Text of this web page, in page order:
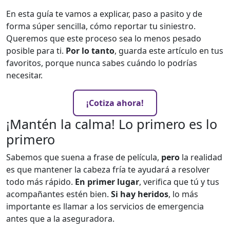
En esta guía te vamos a explicar, paso a pasito y de
forma súper sencilla, cómo reportar tu siniestro.
Queremos que este proceso sea lo menos pesado
posible para ti. Por lo tanto, guarda este artículo en tus
favoritos, porque nunca sabes cuándo lo podrías
necesitar.
¡Cotiza ahora!
¡Mantén la calma! Lo primero es lo
primero
Sabemos que suena a frase de película, pero la realidad
es que mantener la cabeza fría te ayudará a resolver
todo más rápido. En primer lugar, verifica que tú y tus
acompañantes estén bien. Si hay heridos, lo más
importante es llamar a los servicios de emergencia
antes que a la aseguradora.